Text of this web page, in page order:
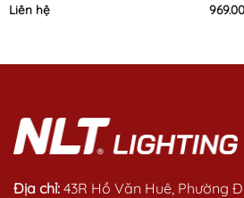
Rated
5
Liên hệ
Rated
5
Địa chỉ: 43R Hồ Văn Huê, Phường